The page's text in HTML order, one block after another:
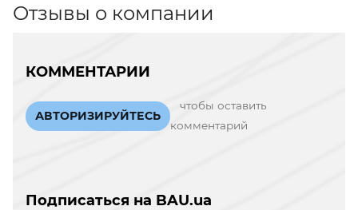
Отзывы о компании
КОММЕНТАРИИ
АВТОРИЗИРУЙТЕСЬ
чтобы оставить
комментарий
Подписаться на BAU.ua